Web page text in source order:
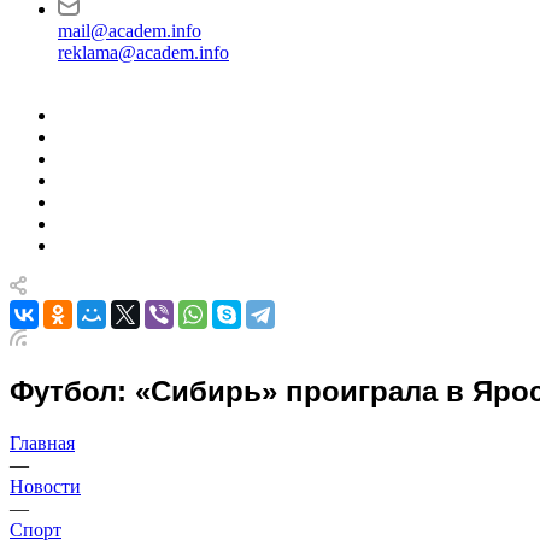
mail@academ.info
reklama@academ.info
Футбол: «Сибирь» проиграла в
Главная
—
Новости
—
Спорт